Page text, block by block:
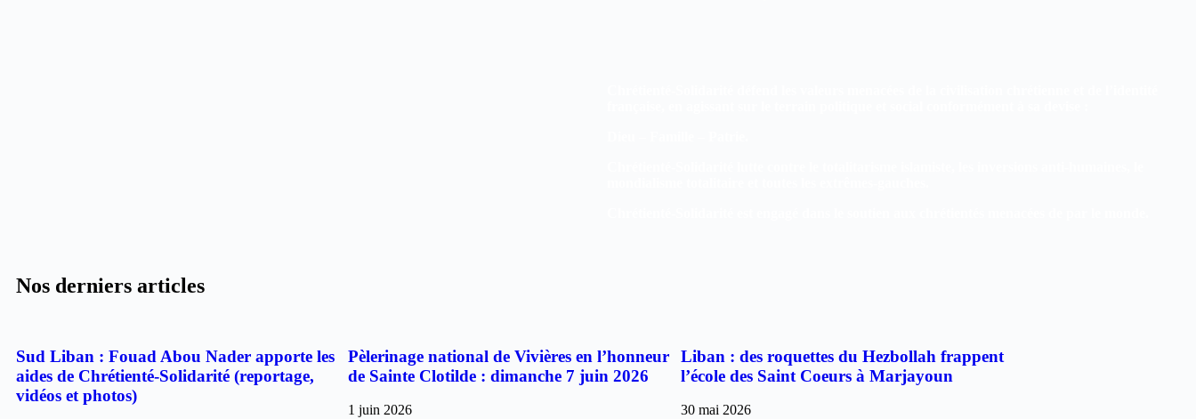
Nos derniers articles
Sud Liban : Fouad Abou Nader apporte les
aides de Chrétienté-Solidarité (reportage,
vidéos et photos)
Pèlerinage national de Vivières en l’honneur
de Sainte Clotilde : dimanche 7 juin 2026
1 juin 2026
Liban : des roquettes du Hezbollah frappent
l’école des Saint Coeurs à Marjayoun
30 mai 2026